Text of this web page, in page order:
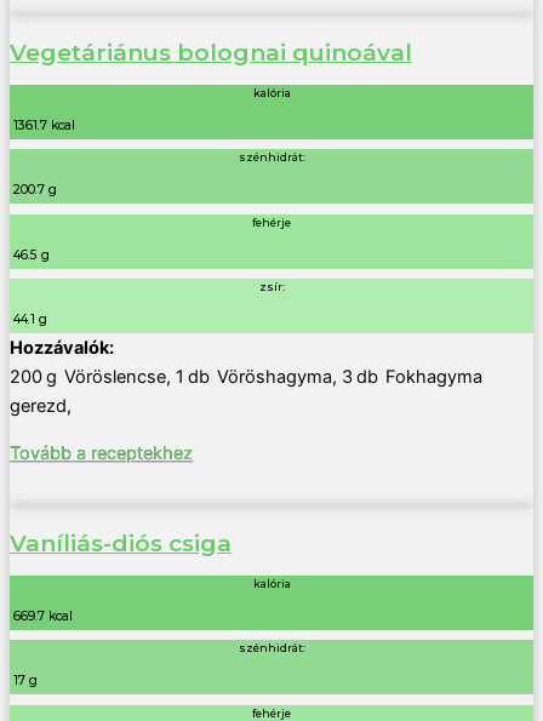
Vegetáriánus bolognai quinoával
kalória
1361.7 kcal
szénhidrát:
200.7 g
fehérje
46.5 g
zsír:
44.1 g
200g Vöröslencse, 1 db Vöröshagyma, 3db Fokhagyma
gerezd,
Tovább a receptekhez
Vaníliás-diós csiga
kalória
669.7 kcal
szénhidrát:
17 g
fehérje